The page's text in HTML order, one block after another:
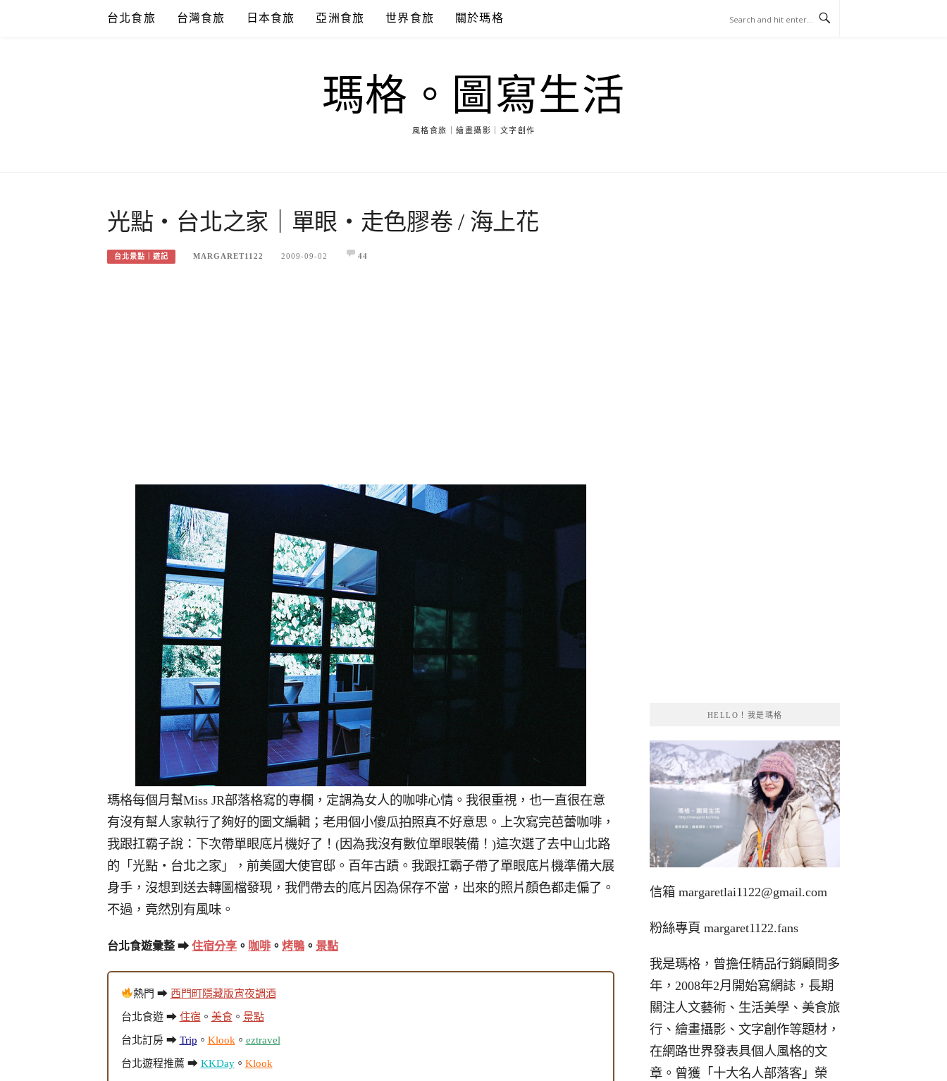
台北食旅 台灣食旅 日本食旅 亞洲食旅 世界食旅 關於瑪格
瑪格。圖寫生活
風格食旅｜繪畫攝影｜文字創作
光點‧台北之家｜單眼‧走色膠卷 / 海上花
台北景點｜遊記 MARGARET1122 2009-09-02 44
瑪格每個月幫Miss JR部落格寫的專欄，定調為女人的咖啡心情。我很重視，也一直很在意
有沒有幫人家執行了夠好的圖文編輯；老用個小傻瓜拍照真不好意思。上次寫完芭蕾咖啡，
我跟扛霸子說：下次帶單眼底片機好了！(因為我沒有數位單眼裝備！)這次選了去中山北路
的「光點‧台北之家」，前美國大使官邸。百年古蹟。我跟扛霸子帶了單眼底片機準備大展
身手，沒想到送去轉圖檔發現，我們帶去的底片因為保存不當，出來的照片顏色都走偏了。
不過，竟然別有風味。
台北食遊彙整 ➡ 住宿分享 。 咖啡 。 烤鴨 。 景點
熱門 ➡ 西門町隱藏版宵夜調酒
台北食遊 ➡ 住宿 。 美食。 景點
台北訂房 ➡ Trip 。 Klook 。 eztravel
台北遊程推薦 ➡ KKDay。 Klook
HELLO！我是瑪格
信箱 margaretlai1122@gmail.com
粉絲專頁 margaret1122.fans
我是瑪格，曾擔任精品行銷顧問多
年，2008年2月開始寫網誌，長期
關注人文藝術、生活美學、美食旅
行、繪畫攝影、文字創作等題材，
在網路世界發表具個人風格的文
章。曾獲「十大名人部落客」榮